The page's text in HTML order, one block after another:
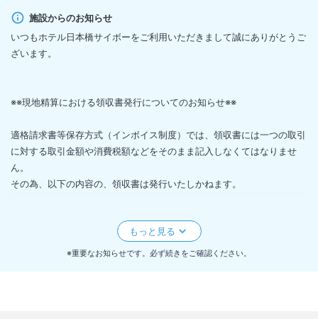
施設からのお知らせ
いつもホテル日本橋サイボーをご利用いただきまして誠にありがとうご
ざいます。
※※現地精算における領収書発行についてのお知らせ※※
適格請求書等保存方式（インボイス制度）では、領収書には一つの取引
に対する取引金額や消費税額などをそのまま記入しなくてはなりませ
ん。
その為、以下の内容の、領収書は発行いたしかねます。
例）1室1泊、宿泊料金 10,000円に対して額面8,000円の領収書を発
※重要なお知らせです。必ず続きをご確認ください。